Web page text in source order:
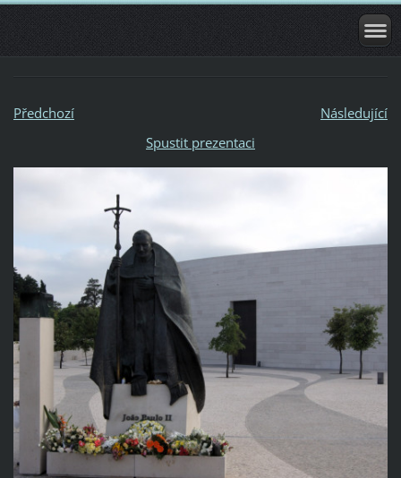
Předchozí
Následující
Spustit prezentaci